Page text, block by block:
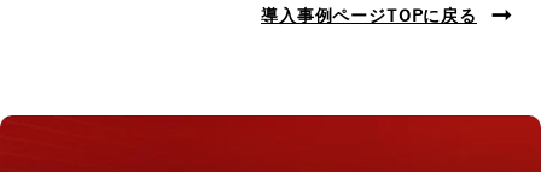
導入事例ページTOPに戻る